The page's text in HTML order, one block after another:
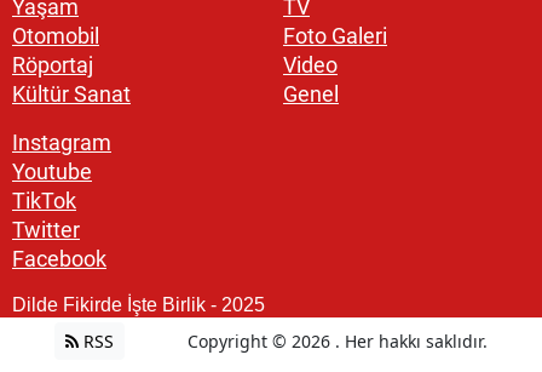
Yaşam
Otomobil
Röportaj
Kültür Sanat
TV
Foto Galeri
Video
Genel
Instagram
Youtube
TikTok
Twitter
Facebook
Dilde Fikirde İşte Birlik - 2025
RSS Copyright © 2026 . Her hakkı saklıdır.